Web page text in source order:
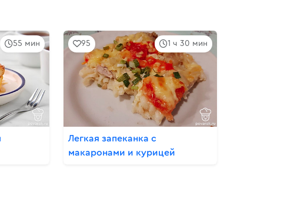
55 мин 1 ч 30 мин
95
Легкая запеканка с
макаронами и курицей